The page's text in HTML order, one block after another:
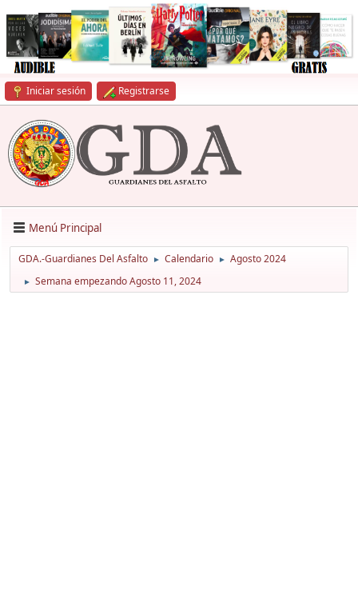
Iniciar sesión Registrarse
Menú Principal
GDA.-Guardianes Del Asfalto ► Calendario ► Agosto 2024
► Semana empezando Agosto 11, 2024